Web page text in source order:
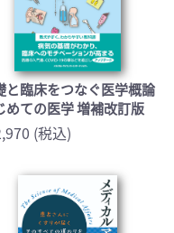
と臨床をつなぐ医学概論
めての医学 増補改訂版
(税込)